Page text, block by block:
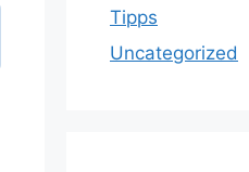
Tipps
Uncategorized